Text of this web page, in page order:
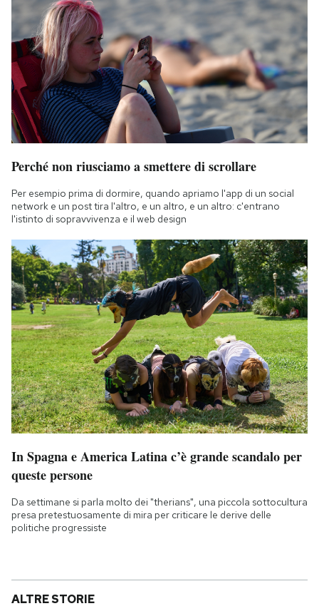
Perché non riusciamo a smettere di scrollare
Per esempio prima di dormire, quando apriamo l'app di un social
network e un post tira l'altro, e un altro, e un altro: c'entrano
l'istinto di sopravvivenza e il web design
In Spagna e America Latina c’è grande scandalo per
queste persone
Da settimane si parla molto dei "therians", una piccola sottocultura
presa pretestuosamente di mira per criticare le derive delle
politiche progressiste
ALTRE STORIE